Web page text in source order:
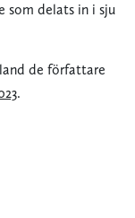
som delats in i sju
de författare
.